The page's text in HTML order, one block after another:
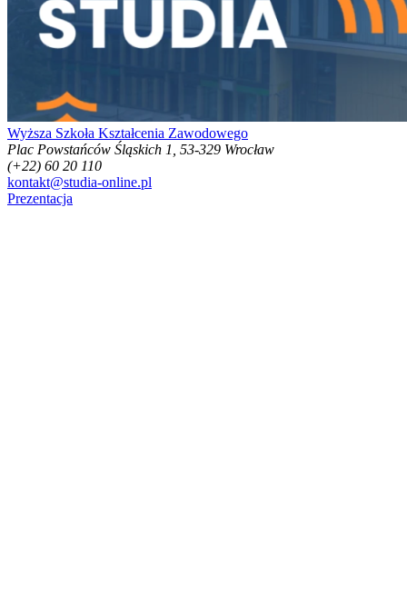
Wyższa Szkoła Kształcenia Zawodowego
Plac Powstańców Śląskich 1, 53-329 Wrocław
(+22) 60 20 110
kontakt@studia-online.pl
Prezentacja